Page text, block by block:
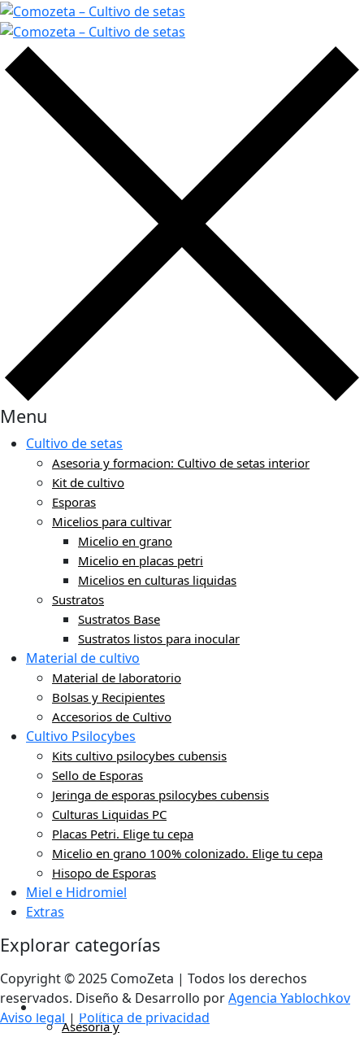
Menu
Cultivo de setas
Asesoria y formacion: Cultivo de setas interior
Kit de cultivo
Esporas
Micelios para cultivar
Micelio en grano
Micelio en placas petri
Micelios en culturas liquidas
Sustratos
Sustratos Base
Sustratos listos para inocular
Material de cultivo
Material de laboratorio
Bolsas y Recipientes
Accesorios de Cultivo
Cultivo Psilocybes
Kits cultivo psilocybes cubensis
Sello de Esporas
Jeringa de esporas psilocybes cubensis
Culturas Liquidas PC
Placas Petri. Elige tu cepa
Micelio en grano 100% colonizado. Elige tu cepa
Hisopo de Esporas
Miel e Hidromiel
Extras
Explorar categorías
Copyright © 2025 ComoZeta | Todos los derechos
reservados. Diseño & Desarrollo porAgencia Yablochkov
Aviso legal | Política de privacidad
Cultivo de setas
Asesoria y